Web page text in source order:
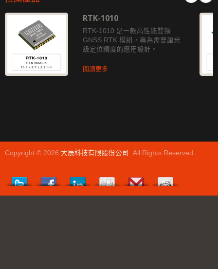
RTK-1010
RTK-1010 是一款高性能雙頻
GNSS RTK 模組，專為需要厘米
級定位精度的應用設計。
閱讀更多
Copyright © 2026 大辰科技有限股份公司 . All Rights Reserved.